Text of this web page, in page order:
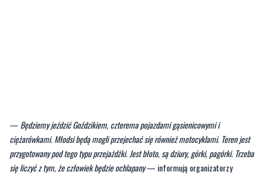
się liczyć z tym, że człowiek będzie ochlapany— informują organizatorzy
Impreza zaczyna się w piątek o godzinie 14.30, kończy się w niedzielę
wieczorem. W jej trakcie serwowana będzie grochówka wojskowa.